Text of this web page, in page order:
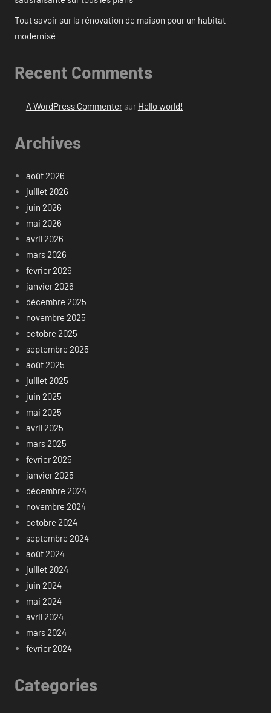
Tout savoir sur la rénovation de maison pour un habitat
modernisé
Recent Comments
A WordPress Commentersur Hello world!
Archives
août 2026
juillet 2026
juin 2026
mai 2026
avril 2026
mars 2026
février 2026
janvier 2026
décembre 2025
novembre 2025
octobre 2025
septembre 2025
août 2025
juillet 2025
juin 2025
mai 2025
avril 2025
mars 2025
février 2025
janvier 2025
décembre 2024
novembre 2024
octobre 2024
septembre 2024
août 2024
juillet 2024
juin 2024
mai 2024
avril 2024
mars 2024
février 2024
Categories